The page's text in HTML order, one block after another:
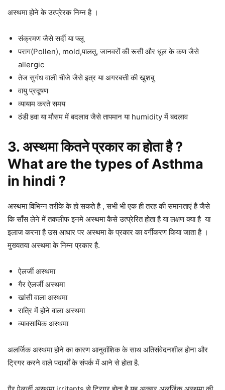
अस्थमा होने के उत्प्रेरक निम्न है ।
संक्रमण जैसे सर्दी या फ्लू
पराग(Pollen), mold,पालतू, जानवरों की रूसी और धूल के कण जैसे
allergic
तेज सुगंध वाली चीजे जैसे इत्र या अगरबत्ती की खुशबु
वायु प्रदूषण
व्यायाम करते समय
ठंडी हवा या मौसम में बदलाव जैसे तापमान या humidity में बदलाव
3. अस्थमा कितने प्रकार का होता है ?
What are the types of Asthma
in hindi ?
अस्थमा विभिन्न तरीके के हो सकते है , सभी भी एक ही तरह की समानताएं है जैसे
कि साँस लेने में तकलीफ इनमे अस्थमा कैसे उत्प्रेरित होता है या लक्षण क्या है या
इलाज करना है उस आधार पर अस्थमा के प्रकार का वर्गीकरण किया जाता है ।
मुख्यतया अस्थमा के निम्न प्रकार है.
ऐलर्जी अस्थमा
गैर ऐलर्जी अस्थमा
खांसी वाला अस्थमा
रात्रि में होने वाला अस्थमा
व्यावसायिक अस्थमा
अलर्जिक अस्थमा होने का कारण आनुवांशिक के साथ अतिसंवेदनशील होना और
ट्रिगर करने वाले पदार्थों के संपर्क में आने से होता है.